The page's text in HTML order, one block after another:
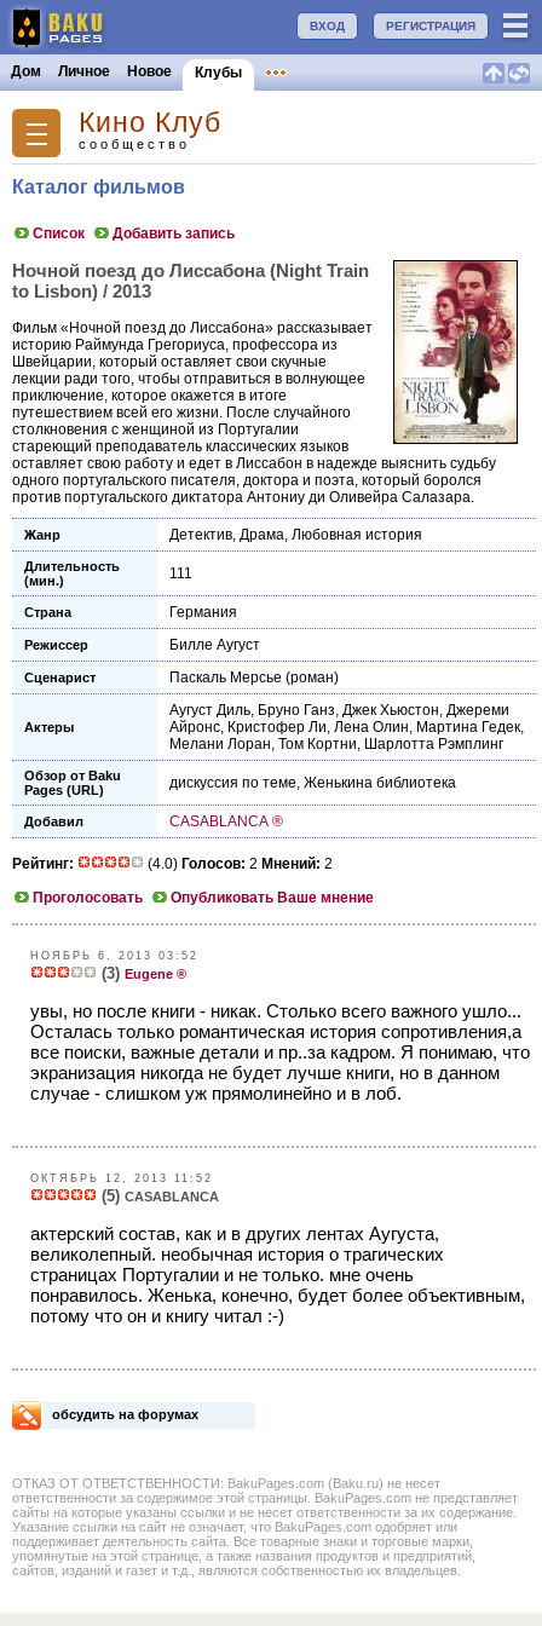
РЕГИСТРАЦИЯ
ВХОД
Дом Личное Новое Клубы
Кино Клуб
сообщество
Каталог фильмов
Список Добавить запись
Ночной поезд до Лиссабона (Night Train
to Lisbon) / 2013
Фильм «Ночной поезд до Лиссабона» рассказывает
историю Раймунда Грегориуса, профессора из
Швейцарии, который оставляет свои скучные
лекции ради того, чтобы отправиться в волнующее
приключение, которое окажется в итоге
путешествием всей его жизни. После случайного
столкновения с женщиной из Португалии
стареющий преподаватель классических языков
оставляет свою работу и едет в Лиссабон в надежде выяснить судьбу
одного португальского писателя, доктора и поэта, который боролся
против португальского диктатора Антониу ди Оливейра Салазара.
Жанр Детектив, Драма, Любовная история
Длительность
(мин.)
111
Страна Германия
Режиссер Билле Аугуст
Сценарист Паскаль Мерсье (роман)
Актеры
Аугуст Диль, Бруно Ганз, Джек Хьюстон, Джереми
Айронс, Кристофер Ли, Лена Олин, Мартина Гедек,
Мелани Лоран, Том Кортни, Шарлотта Рэмплинг
Обзор от Baku
Pages (URL)
дискуссия по теме, Женькина библиотека
Добавил CASABLANCA ®
Рейтинг: (4.0) Голосов: 2 Мнений: 2
Проголосовать
Опубликовать Ваше мнение
НОЯБРЬ 6, 2013 03:52
(3) Eugene ®
увы, но после книги - никак. Столько всего важного ушло...
Осталась только романтическая история сопротивления,а
все поиски, важные детали и пр..за кадром. Я понимаю, что
экранизация никогда не будет лучше книги, но в данном
случае - слишком уж прямолинейно и в лоб.
ОКТЯБРЬ 12, 2013 11:52
(5) CASABLANCA
актерский состав, как и в других лентах Аугуста,
великолепный. необычная история о трагических
страницах Португалии и не только. мне очень
понравилось. Женька, конечно, будет более объективным,
потому что он и книгу читал :-)
обсудить на форумах
ОТКАЗ ОТ ОТВЕТСТВЕННОСТИ: BakuPages.com (Baku.ru) не несет
ответственности за содержимое этой страницы. BakuPages.com не представляет
сайты на которые указаны ссылки и не несет ответственности за их содержание.
Указание ссылки на сайт не означает, что BakuPages.com одобряет или
поддерживает деятельность сайта. Все товарные знаки и торговые марки,
упомянутые на этой странице, а также названия продуктов и предприятий,
сайтов, изданий и газет и т.д., являются собственностью их владельцев.